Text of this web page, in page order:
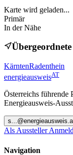
Karte wird geladen...
Primär
In der Nähe
KärntenRadenthein
energieausweisAT
Österreichs
Energieausweis-
s...@
Als Aussteller
Navigation